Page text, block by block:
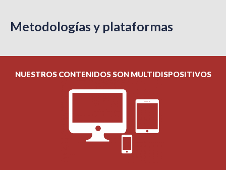
Metodologías y plataformas
NUESTROS CONTENIDOS SON MULTIDISPOSITIVOS